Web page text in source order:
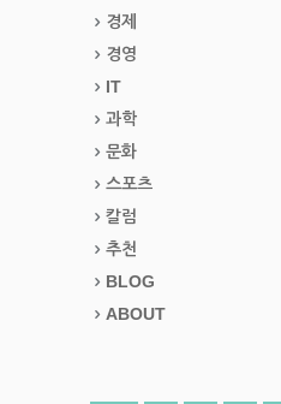
경제
경영
IT
과학
문화
스포츠
칼럼
추천
BLOG
ABOUT